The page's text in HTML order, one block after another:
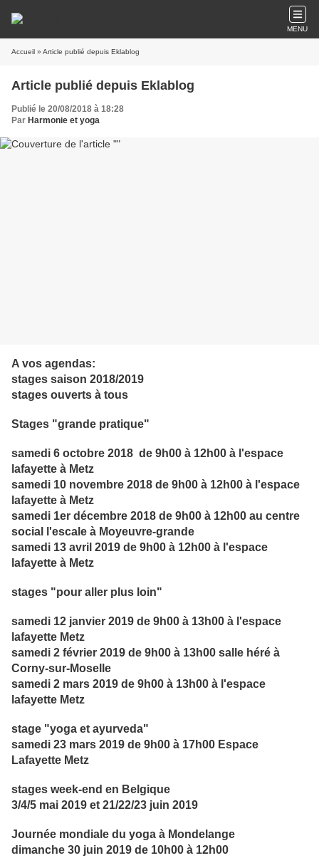
MENU
Accueil » Article publié depuis Eklablog
Article publié depuis Eklablog
Publié le 20/08/2018 à 18:28
Par Harmonie et yoga
A vos agendas:
stages saison 2018/2019
stages ouverts à tous
Stages "grande pratique"
samedi 6 octobre 2018 de 9h00 à 12h00 à l'espace
lafayette à Metz
samedi 10 novembre 2018 de 9h00 à 12h00 à l'espace
lafayette à Metz
samedi 1er décembre 2018 de 9h00 à 12h00 au centre
social l'escale à Moyeuvre-grande
samedi 13 avril 2019 de 9h00 à 12h00 à l'espace
lafayette à Metz
stages "pour aller plus loin"
samedi 12 janvier 2019 de 9h00 à 13h00 à l'espace
lafayette Metz
samedi 2 février 2019 de 9h00 à 13h00 salle héré à
Corny-sur-Moselle
samedi 2 mars 2019 de 9h00 à 13h00 à l'espace
lafayette Metz
stage "yoga et ayurveda"
samedi 23 mars 2019 de 9h00 à 17h00 Espace
Lafayette Metz
stages week-end en Belgique
3/4/5 mai 2019 et 21/22/23 juin 2019
Journée mondiale du yoga à Mondelange
dimanche 30 juin 2019 de 10h00 à 12h00